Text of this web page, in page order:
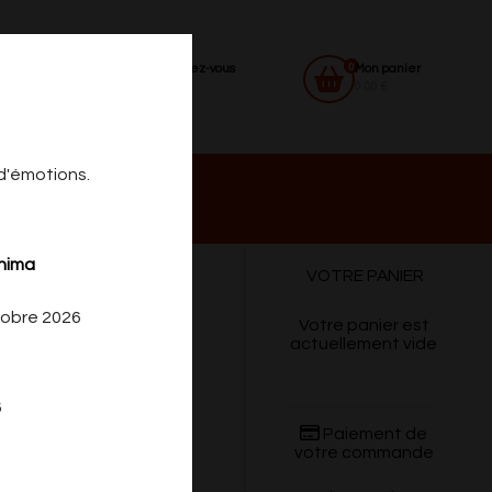
2026
Identifiez-vous 0 Mon panier
VOTRE PANIER
Votre panier est
actuellement vide
Paiement de
votre commande